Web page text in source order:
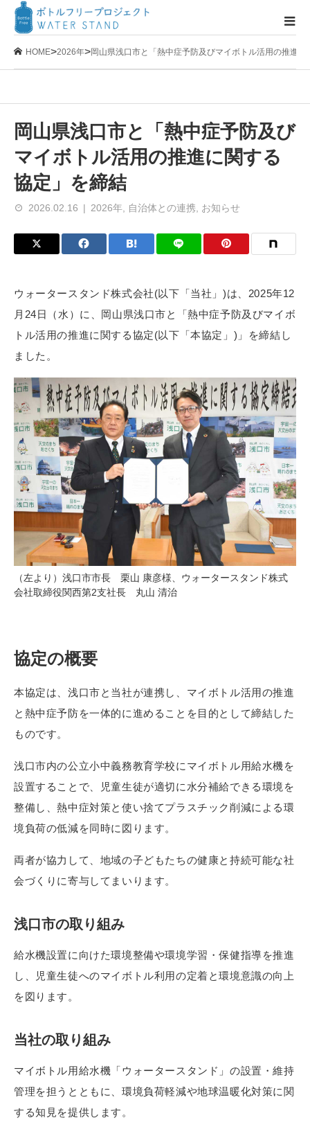
HOME>2026年>岡山県浅口市と「熱中症予防及びマイボトル活用の推進
岡山県浅口市と「熱中症予防及び
マイボトル活用の推進に関する
協定」を締結
2026.02.16 2026年 自治体との連携 お知らせ
ウォータースタンド株式会社(以下「当社」)は、2025年12
月24日（水）に、岡山県浅口市と「熱中症予防及びマイボ
トル活用の推進に関する協定(以下「本協定」)」を締結し
ました。
（左より）浅口市市長 栗山 康彦様、ウォータースタンド株式
会社取締役関西第2支社長 丸山 清治
協定の概要
本協定は、浅口市と当社が連携し、マイボトル活用の推進
と熱中症予防を一体的に進めることを目的として締結した
ものです。
浅口市内の公立小中義務教育学校にマイボトル用給水機を
設置することで、児童生徒が適切に水分補給できる環境を
整備し、熱中症対策と使い捨てプラスチック削減による環
境負荷の低減を同時に図ります。
両者が協力して、地域の子どもたちの健康と持続可能な社
会づくりに寄与してまいります。
浅口市の取り組み
給水機設置に向けた環境整備や環境学習・保健指導を推進
し、児童生徒へのマイボトル利用の定着と環境意識の向上
を図ります。
当社の取り組み
マイボトル用給水機「ウォータースタンド」の設置・維持
管理を担うとともに、環境負荷軽減や地球温暖化対策に関
する知見を提供します。